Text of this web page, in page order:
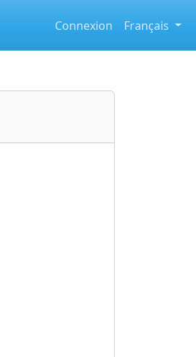
Connexion Français